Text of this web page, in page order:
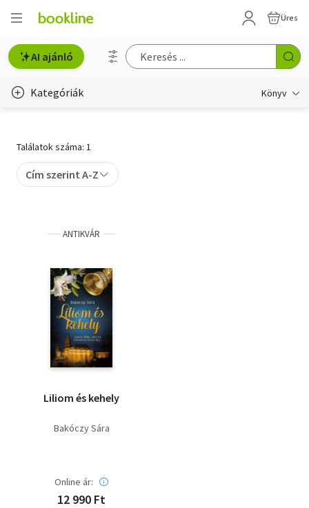
Üres
AI ajánló
Kategóriák Könyv
Gyermek- és ifjúsági
Művészet
Szakkönyv
Szótár, nyelvkönyv
Tankönyv, segédkönyv
Társadalomtudomány
Természettudomány
Találatok száma: 1
Cím szerint A-Z
ANTIKVÁR
Liliom és kehely
Bakóczy Sára
Online ár:
12 990 Ft